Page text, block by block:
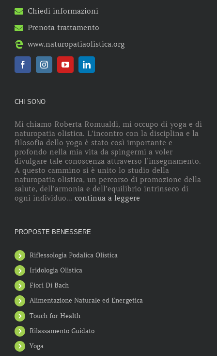
Chiedi informazioni
Prenota trattamento
www.naturopatiaolistica.org
CHI SONO
Mi chiamo Roberta Romualdi, mi occupo di yoga e di
naturopatia olistica. L’incontro con la disciplina e la
filosofia dello yoga è stato così importante e
profondo nella mia vita da spingermi a voler
divulgare tale conoscenza attraverso l’insegnamento.
A questo cammino si è unito lo studio della
naturopatia olistica, un percorso di promozione della
salute, dell’armonia e dell’equilibrio intrinseco di
ogni individuo... continua a leggere
PROPOSTE BENESSERE
Riflessologia Podalica Olistica
Iridologia Olistica
Fiori Di Bach
Alimentazione Naturale ed Energetica
Touch for Health
Rilassamento Guidato
Yoga